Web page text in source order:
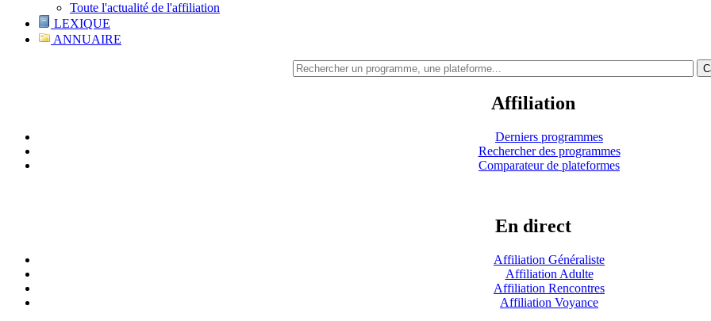
Toute l'actualité de l'affiliation
LEXIQUE
ANNUAIRE
Affiliation
Derniers programmes
Rechercher des programmes
Comparateur de plateformes
En direct
Affiliation Généraliste
Affiliation Adulte
Affiliation Rencontres
Affiliation Voyance